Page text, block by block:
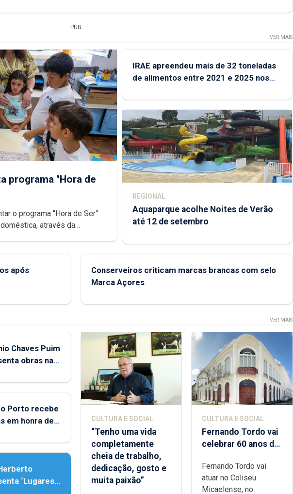
PUB
VER MAIS
programa "Hora de
o programa “Hora de Ser”
através da
IRAE apreendeu mais de 32 toneladas
de alimentos entre 2021 e 2025 nos
REGIONAL
Aquaparque acolhe Noites de Verão
até 12 de setembro
após
Conserveiros criticam marcas brancas com selo
Marca Açores
VER MAIS
Chaves Puim
obras na
Porto recebe
em honra de
‘Lugares
CULTURA E SOCIAL
“Tenho uma vida
completamente
cheia de trabalho,
dedicação, gosto e
muita paixão”
CULTURA E SOCIAL
Fernando Tordo vai
celebrar 60 anos de
Micaelense
Fernando Tordo vai
atuar no Coliseu
Micaelense, no